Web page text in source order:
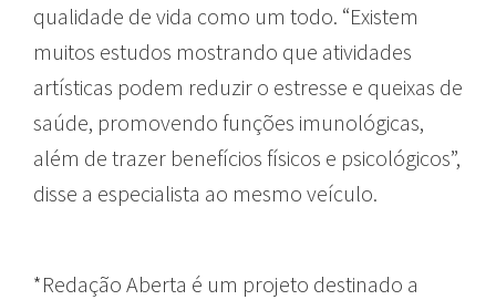
qualidade de vida como um todo. “Existem
muitos estudos mostrando que atividades
artísticas podem reduzir o estresse e queixas de
saúde, promovendo funções imunológicas,
além de trazer benefícios físicos e psicológicos”,
disse a especialista ao mesmo veículo.
*Redação Aberta é um projeto destinado a